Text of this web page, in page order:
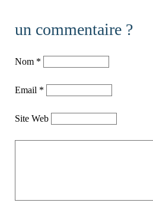
un commentaire ?
Nom *
Email *
Site Web